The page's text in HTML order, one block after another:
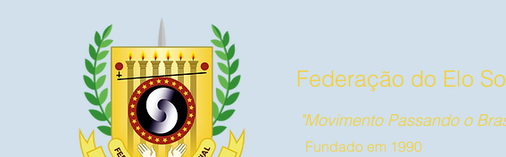
Federação do Elo
"Movimento Passando o
Fundado em 1990